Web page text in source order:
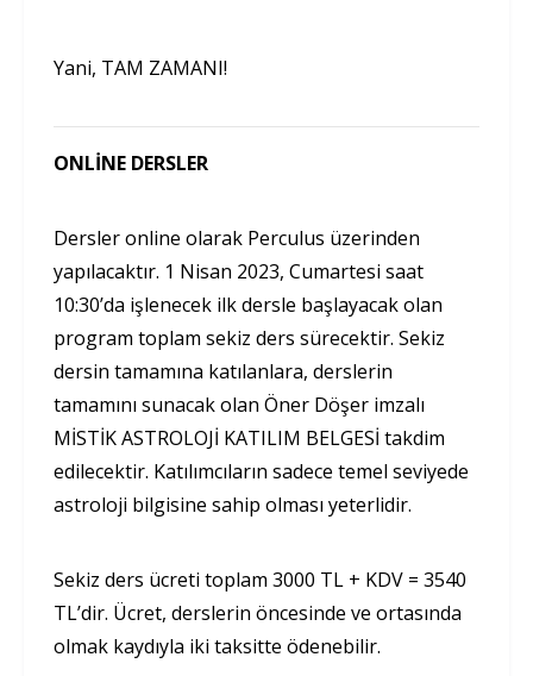
Yani, TAM ZAMANI!
ONLİNE DERSLER
Dersler online olarak Perculus üzerinden
yapılacaktır. 1 Nisan 2023, Cumartesi saat
10:30’da işlenecek ilk dersle başlayacak olan
program toplam sekiz ders sürecektir. Sekiz
dersin tamamına katılanlara, derslerin
tamamını sunacak olan Öner Döşer imzalı
MİSTİK ASTROLOJİ KATILIM BELGESİ takdim
edilecektir. Katılımcıların sadece temel seviyede
astroloji bilgisine sahip olması yeterlidir.
Sekiz ders ücreti toplam 3000 TL + KDV = 3540
TL’dir. Ücret, derslerin öncesinde ve ortasında
olmak kaydıyla iki taksitte ödenebilir.